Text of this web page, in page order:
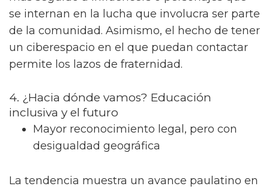
se internan en la lucha que involucra ser parte
de la comunidad. Asimismo, el hecho de tener
un ciberespacio en el que puedan contactar
permite los lazos de fraternidad.
4. ¿Hacia dónde vamos? Educación
inclusiva y el futuro
Mayor reconocimiento legal, pero con
desigualdad geográfica
La tendencia muestra un avance paulatino en